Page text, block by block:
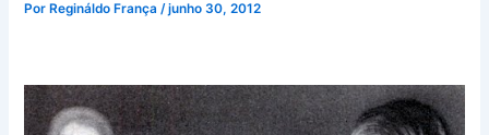
Por Regináldo França/junho 30, 2012